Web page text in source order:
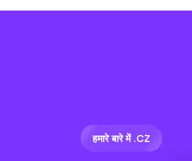
हमारे बारे में .CZ